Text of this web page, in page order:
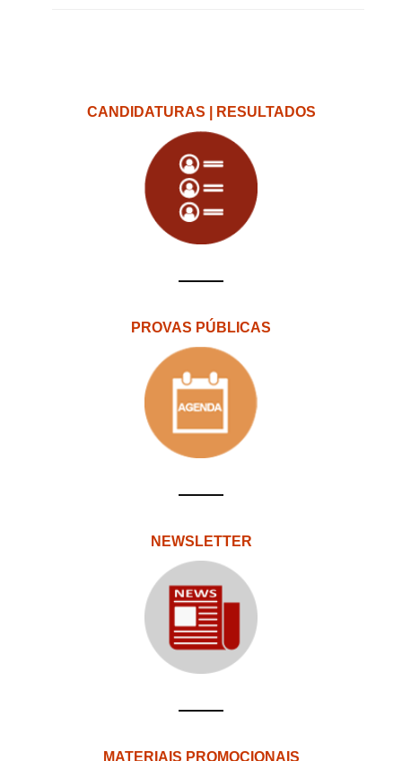
CANDIDATURAS | RESULTADOS
PROVAS PÚBLICAS
NEWSLETTER
MATERIAIS PROMOCIONAIS